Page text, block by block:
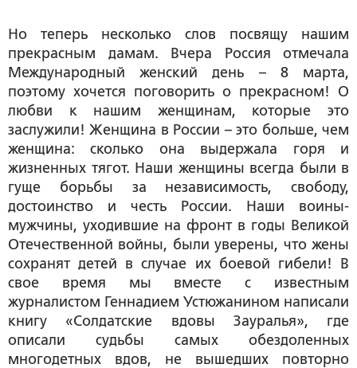
Но теперь несколько слов посвящу нашим
прекрасным дамам. Вчера Россия отмечала
Международный женский день – 8 марта,
поэтому хочется поговорить о прекрасном! О
любви к нашим женщинам, которые это
заслужили! Женщина в России – это больше, чем
женщина: сколько она выдержала горя и
жизненных тягот. Наши женщины всегда были в
гуще борьбы за независимость, свободу,
достоинство и честь России. Наши воины-
мужчины, уходившие на фронт в годы Великой
Отечественной войны, были уверены, что жены
сохранят детей в случае их боевой гибели! В
свое время мы вместе с известным
журналистом Геннадием Устюжанином написали
книгу «Солдатские вдовы Зауралья», где
описали судьбы самых обездоленных
многодетных вдов, не вышедших повторно